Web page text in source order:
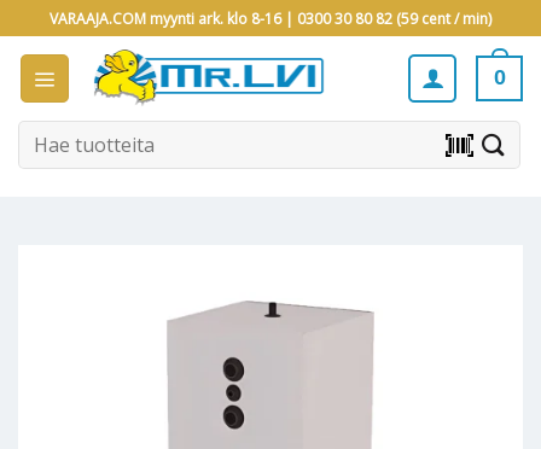
to
content
VARAAJA.COM myynti ark. klo 8-16 | 0300 30 80 82 (59 cent / min)
0
Etsi: barcode_scanner